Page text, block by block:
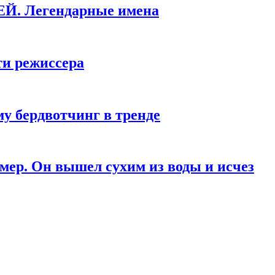
Легендарные имена
режиссера
бердвотчинг в тренде
Он вышел сухим из воды и исчез